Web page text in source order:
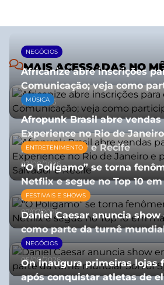
MAIS ACESSADAS NO
NEGÓCIOS
Africanize abre inscrições
Comunicação; veja como
13/01/2026
MÚSICA
Afropunk Brasil abre vendas
Experience no Rio de
para Salvador e Recife
03/08/2026
ENTRETENIMENTO
“O Polígamo” se torna
Netflix e segue no Top 10
países
07/07/2026
FESTIVAIS E SHOWS
Daniel Caesar anuncia show
como parte da turnê mundial
Spergy’
05/08/2026
NEGÓCIOS
On inaugura primeiras lojas
após conquistar atletas de